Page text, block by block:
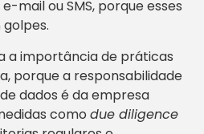
mail ou SMS, porque esses
a importância de práticas
porque a responsabilidade
dados é da empresa
como due diligence